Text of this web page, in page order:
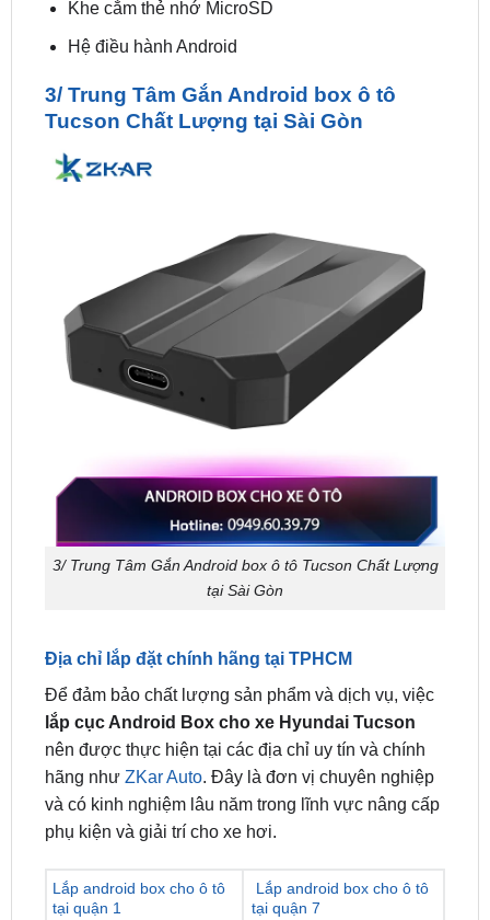
3/ Trung Tâm Gắn Android box ô tô
3/ Trung Tâm Gắn Android box ô tô Tucson Chất Lượng
tại Sài Gòn
Địa chỉ lắp đặt chính hãng tại TPHCM
lắp cục Android Box cho xe Hyundai Tucson
nên được thực hiện tại các địa chỉ uy tín và chính
hãng nhưZKar Auto. Đây là đơn vị chuyên nghiệp
và có kinh nghiệm lâu năm trong lĩnh vực nâng cấp
phụ kiện và giải trí cho xe hơi.
Lắp android box cho ô tô
Lắp android box cho ô tô
Lắp android box cho ô tô
tại quận 2
Lắp android box cho ô tô
tại quận 8